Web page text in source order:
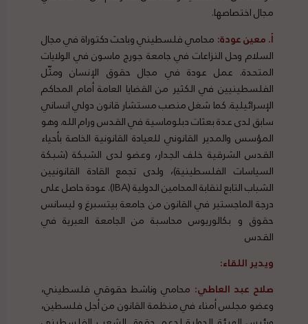
مجال اختصاصها.
أ. معين عودة: محامي فلسطيني وباحث دكتوراة في مجال
السلام وحل النزاعات في جامعة جورج ماسون في الولايات
المتحدة. عمل عودة في مجال حقوق الإنسان ومثّل
الفلسطينيين في الكثير من القضايا العامة أمام المحاكم
الإسرائيلية. كما شغل منصب مستشار قانون دولي انساني
سابق لدى عدة بعثات دبلوماسية في القدس ورام الله. وهو
المؤسس والمدير القانوني للعيادة القانونية الخاصة بأحياء
القدس الشرقية خلف الجدار، وعضو لدى الشبكة (شبكة
السياسات الفلسطينية)، ولدى تجمع القادة القانونيين
الشباب التابع لنقابة المحامين الدولية (IBA). عودة حاصل على
درجة الماجستير في القانون من جامعة بيتسبرغ و ليسانس
حقوق و بكالوريوس محاسبة من الجامعة العبرية في
القدس
ويدير اللقاء:
صلاح عبد العاطي: محامي وناشط حقوقي فلسطيني،
وعضو مجلس أمناء في منظمة القانون من أجل فلسطين،